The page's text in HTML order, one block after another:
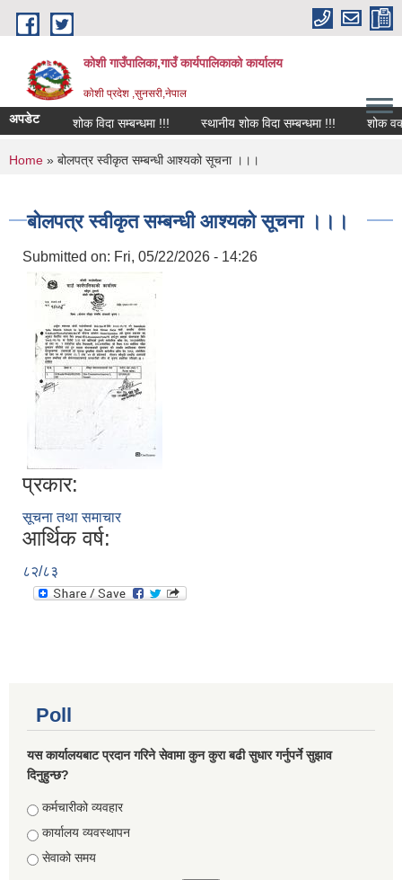
Skip to main content
कोशी गाउँपालिका,गाउँ कार्यपालिकाको कार्यालय
काेशी प्रदेश ,सुनसरी,नेपाल
अपडेट शोक विदा सम्बन्धमा !!! स्थानीय शोक विदा सम्बन्धमा !!! शोक
You are here
Home » बोलपत्र स्वीकृत सम्बन्धी आश्यको सूचना ।।।
बोलपत्र स्वीकृत सम्बन्धी आश्यको सूचना ।।।
Submitted on: Fri, 05/22/2026 - 14:26
प्रकार:
सूचना तथा समाचार
आर्थिक वर्ष:
८२/८३
Poll
यस कार्यालयबाट प्रदान गरिने सेवामा कुन कुरा बढी सुधार गर्नुपर्ने सुझाव
दिनुहुन्छ?
Choices
कर्मचारीको व्यवहार
कार्यालय व्यवस्थापन
सेवाको समय